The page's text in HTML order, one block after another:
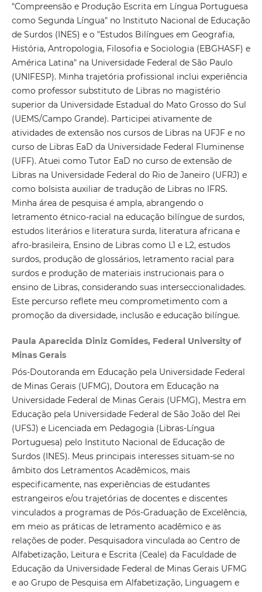
"Compreensão e Produção Escrita em Língua Portuguesa
como Segunda Língua" no Instituto Nacional de Educação
de Surdos (INES) e o "Estudos Bilíngues em Geografia,
História, Antropologia, Filosofia e Sociologia (EBGHASF) e
América Latina" na Universidade Federal de São Paulo
(UNIFESP). Minha trajetória profissional inclui experiência
como professor substituto de Libras no magistério
superior da Universidade Estadual do Mato Grosso do Sul
(UEMS/Campo Grande). Participei ativamente de
atividades de extensão nos cursos de Libras na UFJF e no
curso de Libras EaD da Universidade Federal Fluminense
(UFF). Atuei como Tutor EaD no curso de extensão de
Libras na Universidade Federal do Rio de Janeiro (UFRJ) e
como bolsista auxiliar de tradução de Libras no IFRS.
Minha área de pesquisa é ampla, abrangendo o
letramento étnico-racial na educação bilíngue de surdos,
estudos literários e literatura surda, literatura africana e
afro-brasileira, Ensino de Libras como L1 e L2, estudos
surdos, produção de glossários, letramento racial para
surdos e produção de materiais instrucionais para o
ensino de Libras, considerando suas interseccionalidades.
Este percurso reflete meu comprometimento com a
promoção da diversidade, inclusão e educação bilíngue.
Paula Aparecida Diniz Gomides, Federal University of
Minas Gerais
Pós-Doutoranda em Educação pela Universidade Federal
de Minas Gerais (UFMG), Doutora em Educação na
Universidade Federal de Minas Gerais (UFMG), Mestra em
Educação pela Universidade Federal de São João del Rei
(UFSJ) e Licenciada em Pedagogia (Libras-Língua
Portuguesa) pelo Instituto Nacional de Educação de
Surdos (INES). Meus principais interesses situam-se no
âmbito dos Letramentos Acadêmicos, mais
especificamente, nas experiências de estudantes
estrangeiros e/ou trajetórias de docentes e discentes
vinculados a programas de Pós-Graduação de Excelência,
em meio as práticas de letramento acadêmico e as
relações de poder. Pesquisadora vinculada ao Centro de
Alfabetização, Leitura e Escrita (Ceale) da Faculdade de
Educação da Universidade Federal de Minas Gerais UFMG
e ao Grupo de Pesquisa em Alfabetização, Linguagem e